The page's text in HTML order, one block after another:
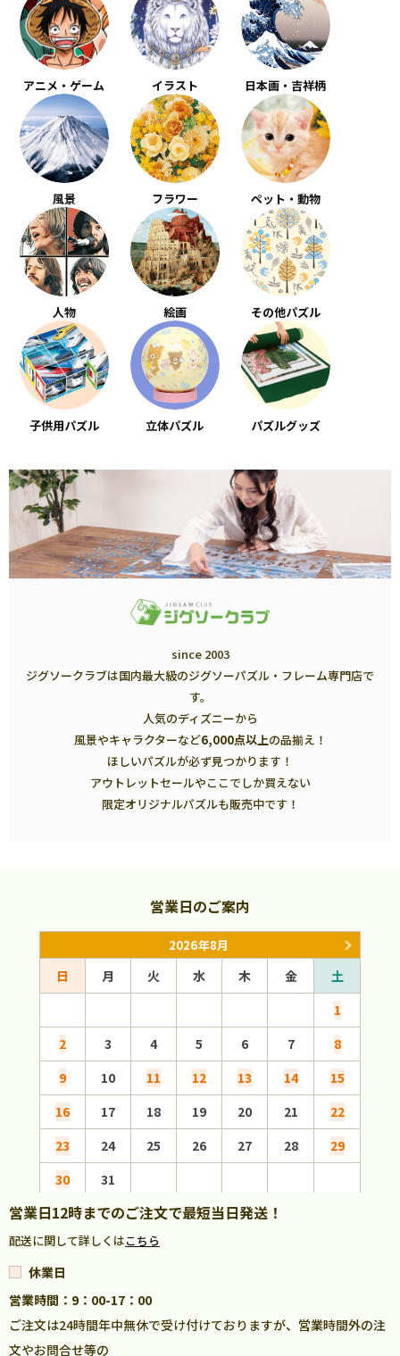
アニメ・ゲーム イラスト 日本画・吉祥柄
風景 フラワー ペット・動物
人物 絵画 その他パズル
子供用パズル 立体パズル パズルグッズ
since 2003
ジグソークラブは国内最大級のジグソーパズル・フレーム専門店で
す。
人気のディズニーから
風景やキャラクターなど6,000点以上の品揃え！
ほしいパズルが必ず見つかります！
アウトレットセールやここでしか買えない
限定オリジナルパズルも販売中です！
営業日のご案内
2026年8月
日 月 火 水 木 金
土
1
2
3 4 5 6 7
8
9
10 11 12 13 14
15
16
17 18 19 20 21
22
23
24 25 26 27 28
29
30
31
営業日12時までのご注文で最短当日発送！
配送に関して詳しくはこちら
休業日
営業時間：9：00-17：00
ご注文は24時間年中無休で受け付けておりますが、営業時間外の注
文やお問合せ等の